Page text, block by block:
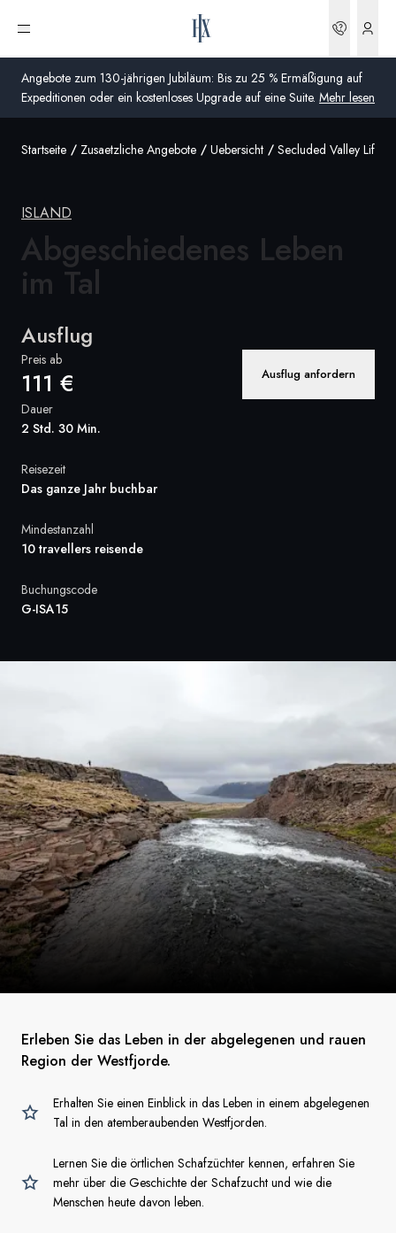
Angebote zum 130-jährigen Jubiläum: Bis zu 25 % Ermäßigung auf
Expeditionen oder ein kostenloses Upgrade auf eine Suite. Mehr lesen
Menü öffnen
Deutschland
Vereinigtes Königreich (England, Schottland, Wales
und Nordirland)
USA
Deutschland
Dänemark
Norwegen
Global
Startseite Zusaetzliche Angebote Uebersicht Secluded Valley Life
ISLAND
Abgeschiedenes Leben
im Tal
Ausflug
Preis ab
111 € Ausflug anfordern
Dauer
2 Std. 30 Min.
Reisezeit
Das ganze Jahr buchbar
Mindestanzahl
10 travellers reisende
Buchungscode
G-ISA15
Erleben Sie das Leben in der abgelegenen und rauen
Region der Westfjorde.
Erhalten Sie einen Einblick in das Leben in einem abgelegenen
Tal in den atemberaubenden Westfjorden.
Lernen Sie die örtlichen Schafzüchter kennen, erfahren Sie
mehr über die Geschichte der Schafzucht und wie die
Menschen heute davon leben.